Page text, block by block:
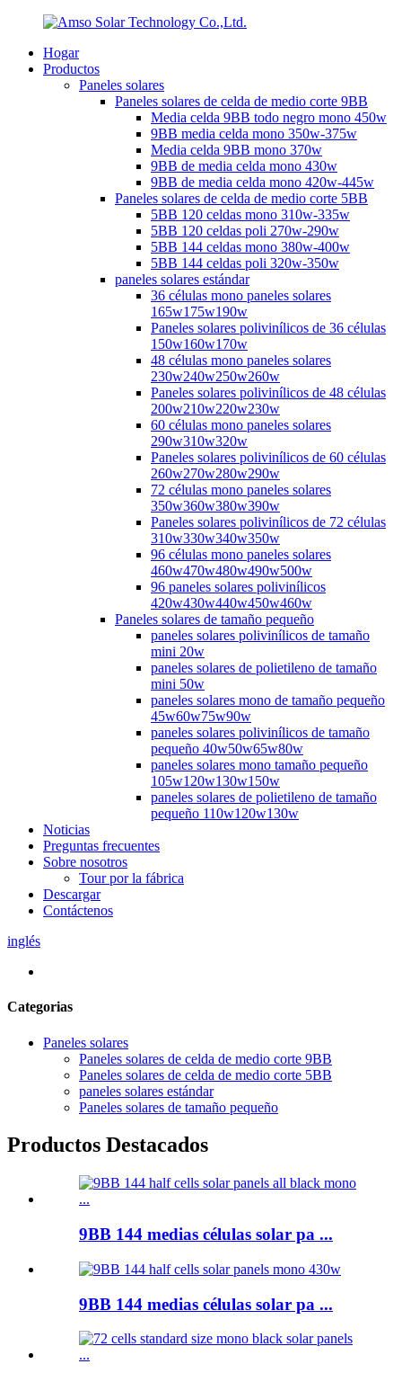
Hogar
Productos
Paneles solares
Paneles solares de celda de medio corte 9BB
Media celda 9BB todo negro mono 450w
9BB media celda mono 350w-375w
Media celda 9BB mono 370w
9BB de media celda mono 430w
9BB de media celda mono 420w-445w
Paneles solares de celda de medio corte 5BB
5BB 120 celdas mono 310w-335w
5BB 120 celdas poli 270w-290w
5BB 144 celdas mono 380w-400w
5BB 144 celdas poli 320w-350w
paneles solares estándar
36 células mono paneles solares
165w175w190w
Paneles solares polivinílicos de 36 células
150w160w170w
48 células mono paneles solares
230w240w250w260w
Paneles solares polivinílicos de 48 células
200w210w220w230w
60 células mono paneles solares
290w310w320w
Paneles solares polivinílicos de 60 células
260w270w280w290w
72 células mono paneles solares
350w360w380w390w
Paneles solares polivinílicos de 72 células
310w330w340w350w
96 células mono paneles solares
460w470w480w490w500w
96 paneles solares polivinílicos
420w430w440w450w460w
Paneles solares de tamaño pequeño
paneles solares polivinílicos de tamaño
mini 20w
paneles solares de polietileno de tamaño
mini 50w
paneles solares mono de tamaño pequeño
45w60w75w90w
paneles solares polivinílicos de tamaño
pequeño 40w50w65w80w
paneles solares mono tamaño pequeño
105w120w130w150w
paneles solares de polietileno de tamaño
pequeño 110w120w130w
Noticias
Preguntas frecuentes
Sobre nosotros
Tour por la fábrica
Descargar
Contáctenos
inglés
Categorias
Paneles solares
Paneles solares de celda de medio corte 9BB
Paneles solares de celda de medio corte 5BB
paneles solares estándar
Paneles solares de tamaño pequeño
Productos Destacados
9BB 144 medias células solar pa ...
9BB 144 medias células solar pa ...